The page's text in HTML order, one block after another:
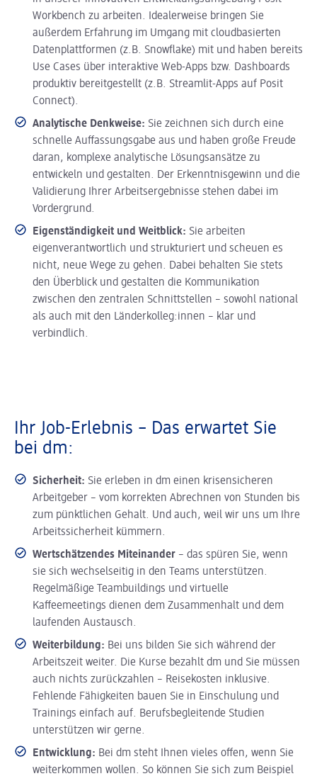
Workbench zu arbeiten. Idealerweise bringen Sie
außerdem Erfahrung im Umgang mit cloudbasierten
Datenplattformen (z.B. Snowflake) mit und haben bereits
Use Cases über interaktive Web-Apps bzw. Dashboards
produktiv bereitgestellt (z.B. Streamlit-Apps auf Posit
Connect).
Analytische Denkweise: Sie zeichnen sich durch eine
schnelle Auffassungsgabe aus und haben große Freude
daran, komplexe analytische Lösungsansätze zu
entwickeln und gestalten. Der Erkenntnisgewinn und die
Validierung Ihrer Arbeitsergebnisse stehen dabei im
Vordergrund.
Eigenständigkeit und Weitblick: Sie arbeiten
eigenverantwortlich und strukturiert und scheuen es
nicht, neue Wege zu gehen. Dabei behalten Sie stets
den Überblick und gestalten die Kommunikation
zwischen den zentralen Schnittstellen – sowohl national
als auch mit den Länderkolleg:innen – klar und
verbindlich.
Ihr Job-Erlebnis – Das erwartet Sie
bei dm:
Sicherheit: Sie erleben in dm einen krisensicheren
Arbeitgeber – vom korrekten Abrechnen von Stunden bis
zum pünktlichen Gehalt. Und auch, weil wir uns um Ihre
Arbeitssicherheit kümmern.
Wertschätzendes Miteinander – das spüren Sie, wenn
sie sich wechselseitig in den Teams unterstützen.
Regelmäßige Teambuildings und virtuelle
Kaffeemeetings dienen dem Zusammenhalt und dem
laufenden Austausch.
Weiterbildung: Bei uns bilden Sie sich während der
Arbeitszeit weiter. Die Kurse bezahlt dm und Sie müssen
auch nichts zurückzahlen – Reisekosten inklusive.
Fehlende Fähigkeiten bauen Sie in Einschulung und
Trainings einfach auf. Berufsbegleitende Studien
unterstützen wir gerne.
Entwicklung: Bei dm steht Ihnen vieles offen, wenn Sie
weiterkommen wollen. So können Sie sich zum Beispiel